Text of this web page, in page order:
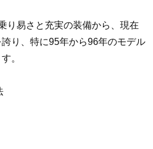
り易さと充実の装備から、現在
り、特に95年から96年のモデル
。